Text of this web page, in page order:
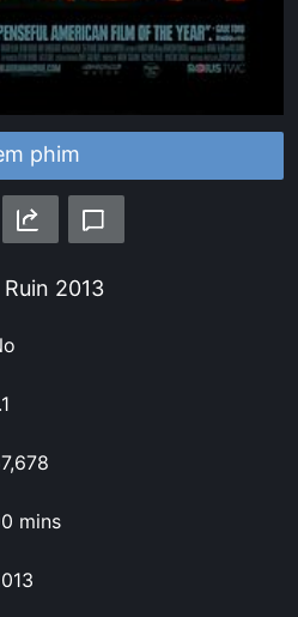
phim
2013
mins